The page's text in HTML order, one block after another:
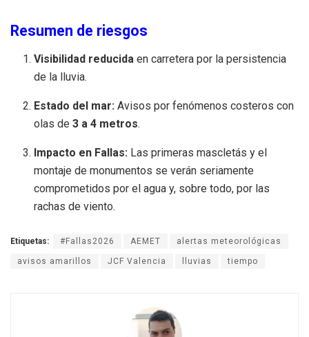
Resumen de riesgos
Visibilidad reducida en carretera por la persistencia
de la lluvia.
Estado del mar: Avisos por fenómenos costeros con
olas de3 a 4 metros.
Impacto en Fallas: Las primeras mascletás y el
montaje de monumentos se verán seriamente
comprometidos por el agua y, sobre todo, por las
rachas de viento.
Etiquetas: #Fallas2026 AEMET alertas meteorológicas
avisos amarillos JCF Valencia lluvias tiempo